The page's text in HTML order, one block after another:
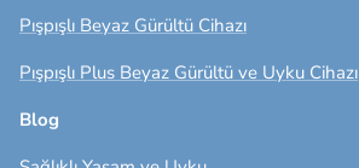
Pışpışlı Beyaz Gürültü Cihazı
Pışpışlı Plus Beyaz Gürültü ve Uyku Cihazı
Blog